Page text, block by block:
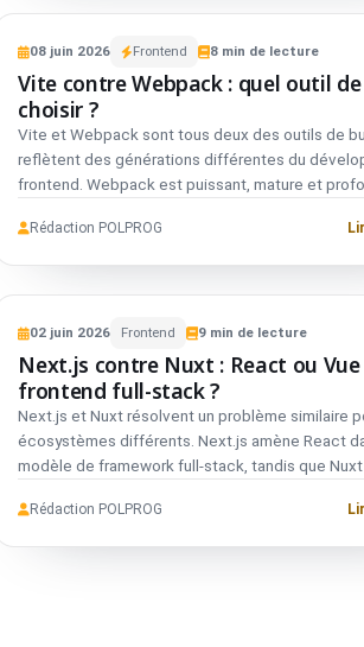
la taille de votre équipe, à vos plans de
vos objectifs de maintenance à long terme.
VS
Vite
vs
02Webpack
08 juin 2026 Frontend 8 min de lecture
Vite contre Webpack : quel outil
choisir ?
Vite et Webpack sont tous deux des outils de
reflètent des générations différentes du
frontend. Webpack est puissant, mature et
développement rapides, des workflows ESM
logique de bundling personnalisée sur laquelle
comptez, et de l'importance que votre équipe
vitesse face au contrôle fin.
Rédaction POLPROG
VS
Next.js
vs
02Nuxt
02 juin 2026 Frontend 9 min de lecture
Next.js contre Nuxt : React ou
frontend full-stack ?
Next.js et Nuxt résolvent un problème similaire
écosystèmes différents. Next.js amène React
modèle de framework full-stack, tandis que
l'écosystème dans lequel votre équipe veut
Rédaction POLPROG